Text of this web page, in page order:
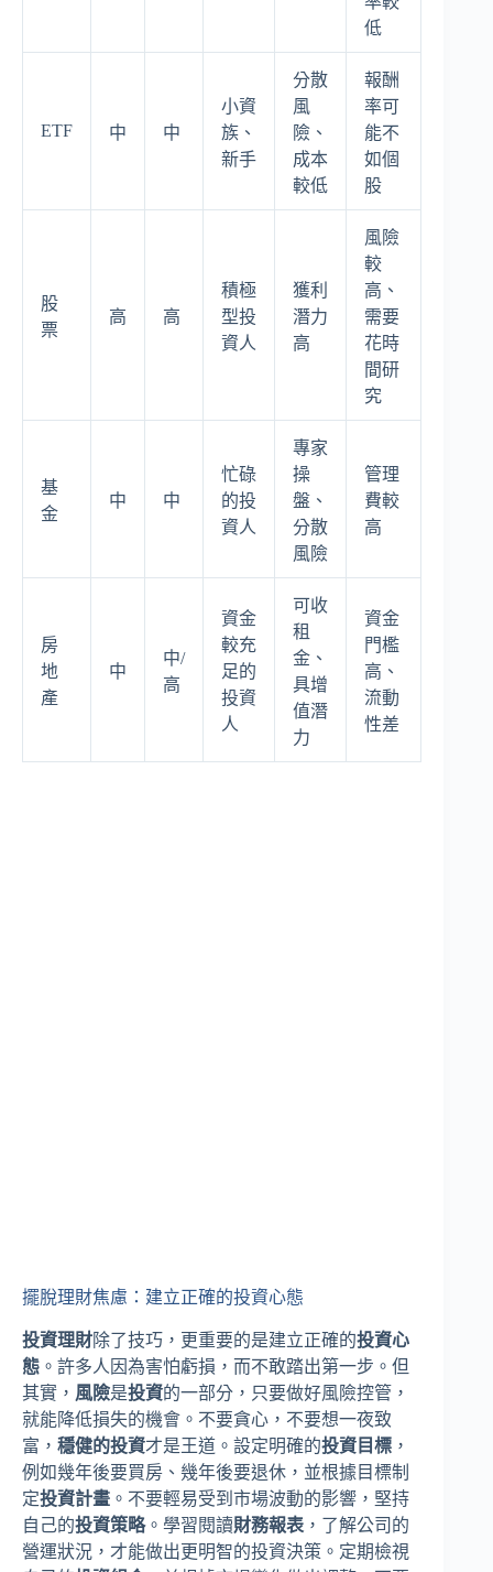
低
ETF 中 中
小資
族、
新手
分散
風
險、
成本
較低
報酬
率可
能不
如個
股
股
票
高 高
積極
型投
資人
獲利
潛力
高
風險
較
高、
需要
花時
間研
究
基
金
中 中
忙碌
的投
資人
專家
操
盤、
分散
風險
管理
費較
高
房
地
產
中
中/
高
資金
較充
足的
投資
人
可收
租
金、
具增
值潛
力
資金
門檻
高、
流動
性差
擺脫理財焦慮：建立正確的投資心態
投資理財除了技巧，更重要的是建立正確的投資心
態 。許多人因為害怕虧損，而不敢踏出第一步。但
其實， 風險是投資的一部分，只要做好風險控管，
就能降低損失的機會。不要貪心，不要想一夜致
富， 穩健的投資才是王道。設定明確的投資目標 ，
例如幾年後要買房、幾年後要退休，並根據目標制
定投資計畫 。不要輕易受到市場波動的影響，堅持
自己的投資策略。學習閱讀財務報表 ，了解公司的
營運狀況，才能做出更明智的投資決策。定期檢視